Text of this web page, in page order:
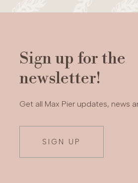
Sign up for the
newsletter!
Get all Max Pier updates, news
SIGN UP